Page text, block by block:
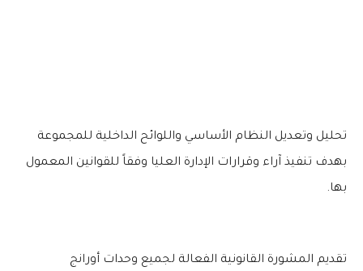
تحليل وتعديل النظام الأساسي واللوائح الداخلية للمجموعة
بهدف تنفيذ آراء وقرارات الإدارة العليا وفقاً للقوانين المعمول
بها.
تقديم المشورة القانونية الفعالة لجميع وحدات أورانج